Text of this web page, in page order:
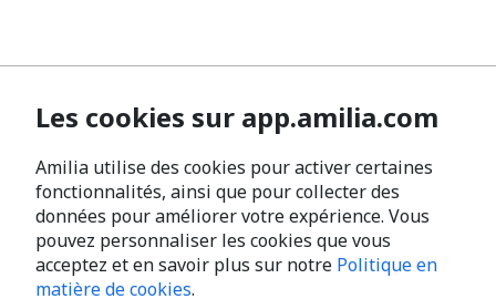
Les cookies sur app.amilia.com
Amilia utilise des cookies pour activer certaines
fonctionnalités, ainsi que pour collecter des
données pour améliorer votre expérience. Vous
pouvez personnaliser les cookies que vous
acceptez et en savoir plus sur notre Politique en
matière de cookies.